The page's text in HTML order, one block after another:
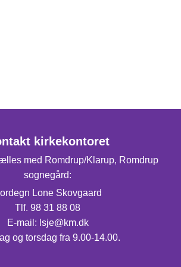
kirkekontoret
med Romdrup/Klarup, Romdrup
sognegård:
Lone Skovgaard
Tlf. 98 31 88 08
E-mail: lsje@km.dk
og torsdag fra 9.00-14.00.